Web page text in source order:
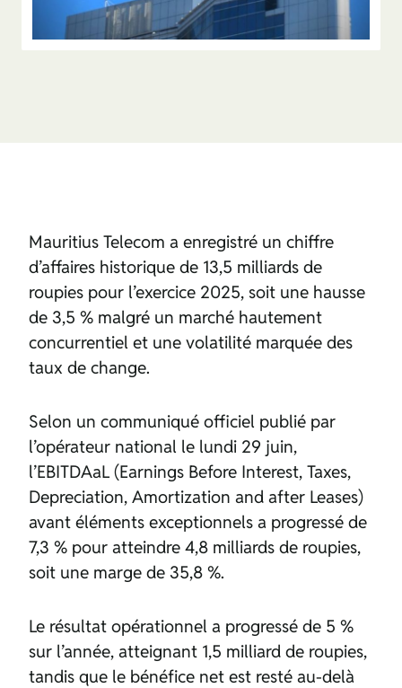
Mauritius Telecom a enregistré un chiffre
d’affaires historique de 13,5 milliards de
roupies pour l’exercice 2025, soit une hausse
de 3,5 % malgré un marché hautement
concurrentiel et une volatilité marquée des
taux de change.
Selon un communiqué officiel publié par
l’opérateur national le lundi 29 juin,
l’EBITDAaL (Earnings Before Interest, Taxes,
Depreciation, Amortization and after Leases)
avant éléments exceptionnels a progressé de
7,3 % pour atteindre 4,8 milliards de roupies,
soit une marge de 35,8 %.
Le résultat opérationnel a progressé de 5 %
sur l’année, atteignant 1,5 milliard de roupies,
tandis que le bénéfice net est resté au-delà